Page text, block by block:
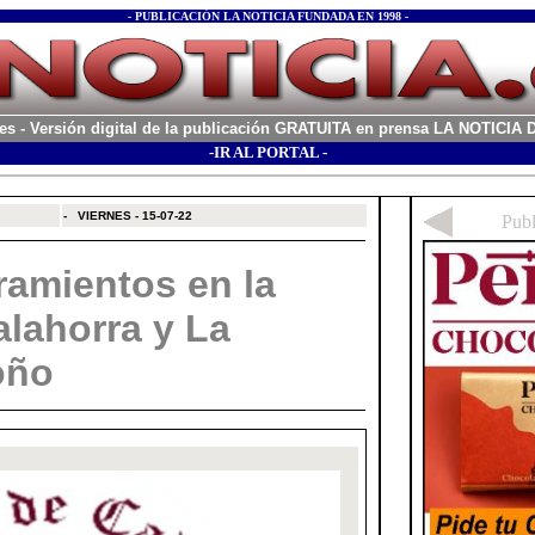
- PUBLICACIÓN LA NOTICIA FUNDADA EN 1998 -
- Versión digital de la publicación GRATUITA en prensa LA NOTICIA
-IR AL PORTAL -
- VIERNES - 15-07-22
en la
y La